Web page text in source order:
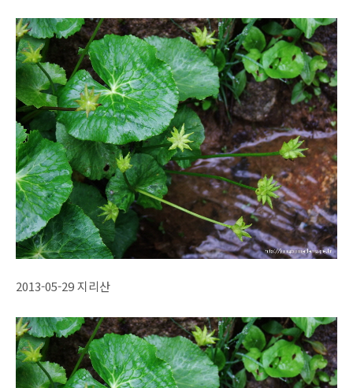
2013-05-29 지리산